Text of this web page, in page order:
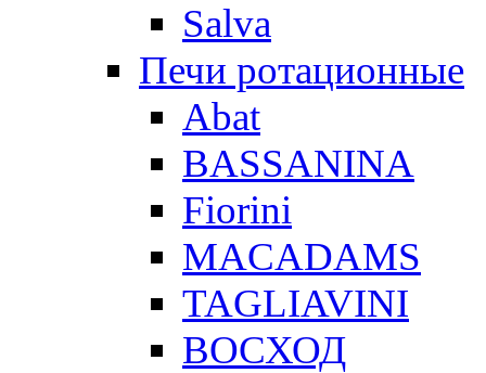
Salva
Печи ротационные
Abat
BASSANINA
Fiorini
MACADAMS
TAGLIAVINI
ВОСХОД